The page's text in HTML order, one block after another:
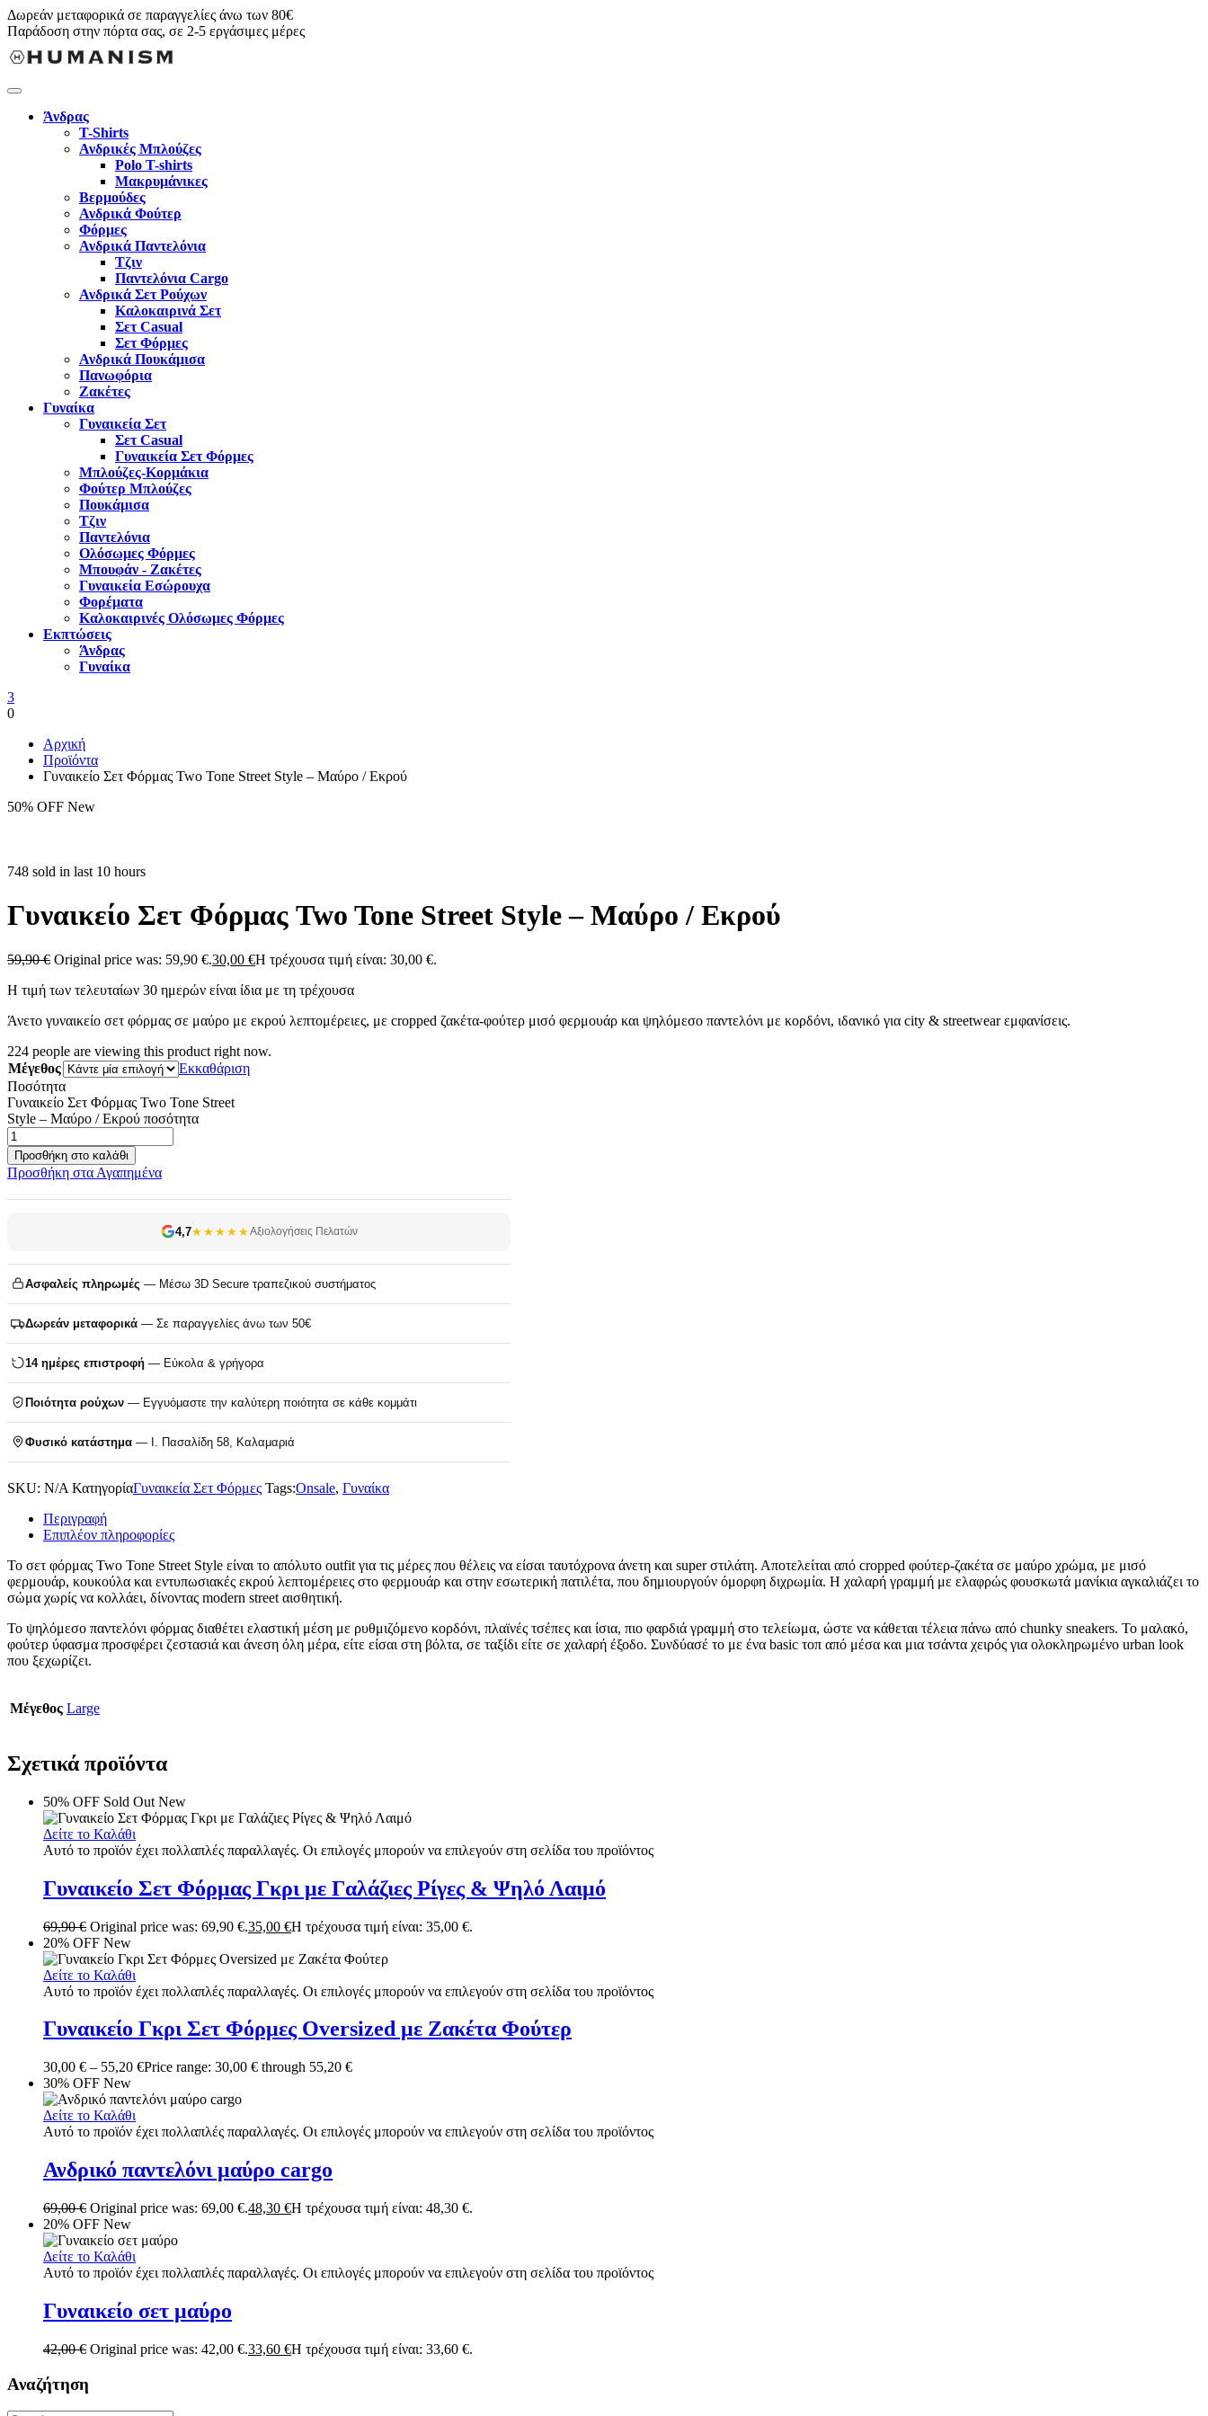
Δωρεάν μεταφορικά σε παραγγελίες άνω των 80€
Παράδοση στην πόρτα σας, σε 2-5 εργάσιμες μέρες
Άνδρας
T-Shirts
Ανδρικές Μπλούζες
Polo T-shirts
Μακρυμάνικες
Βερμούδες
Ανδρικά Φούτερ
Φόρμες
Ανδρικά Παντελόνια
Τζιν
Παντελόνια Cargo
Ανδρικά Σετ Ρούχων
Καλοκαιρινά Σετ
Σετ Casual
Σετ Φόρμες
Ανδρικά Πουκάμισα
Πανωφόρια
Ζακέτες
Γυναίκα
Γυναικεία Σετ
Σετ Casual
Γυναικεία Σετ Φόρμες
Μπλούζες-Κορμάκια
Φούτερ Μπλούζες
Πουκάμισα
Τζιν
Παντελόνια
Ολόσωμες Φόρμες
Μπουφάν - Ζακέτες
Γυναικεία Εσώρουχα
Φορέματα
Καλοκαιρινές Ολόσωμες Φόρμες
Εκπτώσεις
Άνδρας
Γυναίκα
3
0
Αρχική
Προϊόντα
Γυναικείο Σετ Φόρμας Two Tone Street Style – Μαύρο / Εκρού
50% OFF New
748 sold in last 10 hours
Γυναικείο Σετ Φόρμας Two Tone Street Style – Μαύρο / Εκρού
59,90€ Original price was: 59,90 €.30,00 €Η τρέχουσα τιμή είναι: 30,00 €.
Η τιμή των τελευταίων 30 ημερών είναι ίδια με τη τρέχουσα
Άνετο γυναικείο σετ φόρμας σε μαύρο με εκρού λεπτομέρειες, με cropped ζακέτα-φούτερ μισό φερμουάρ και ψηλόμεσο παντελόνι με κορδόνι, ιδανικό για city & streetwear εμφανίσεις.
224 people are viewing this product right now.
Μέγεθος
Εκκαθάριση
Ποσότητα
Γυναικείο Σετ Φόρμας Two Tone Street
Style – Μαύρο / Εκρού ποσότητα
Προσθήκη στο καλάθι
Προσθήκη στα Αγαπημένα
4,7★★★★★Αξιολογήσεις Πελατών
Ασφαλείς πληρωμές — Μέσω 3D Secure τραπεζικού συστήματος
Δωρεάν μεταφορικά — Σε παραγγελίες άνω των 50€
14 ημέρες επιστροφή — Εύκολα & γρήγορα
Ποιότητα ρούχων — Εγγυόμαστε την καλύτερη ποιότητα σε κάθε κομμάτι
Φυσικό κατάστημα — Ι. Πασαλίδη 58, Καλαμαριά
SKU: N/A ΚατηγορίαΓυναικεία Σετ Φόρμες Tags:Onsale, Γυναίκα
Περιγραφή
Επιπλέον πληροφορίες
Το σετ φόρμας Two Tone Street Style είναι το απόλυτο outfit για τις μέρες που θέλεις να είσαι ταυτόχρονα άνετη και super στιλάτη. Αποτελείται από cropped φούτερ-ζακέτα σε μαύρο χρώμα, με μισό
φερμουάρ, κουκούλα και εντυπωσιακές εκρού λεπτομέρειες στο φερμουάρ και στην εσωτερική πατιλέτα, που δημιουργούν όμορφη διχρωμία. Η χαλαρή γραμμή με ελαφρώς φουσκωτά μανίκια αγκαλιάζει το
σώμα χωρίς να κολλάει, δίνοντας modern street αισθητική.
Το ψηλόμεσο παντελόνι φόρμας διαθέτει ελαστική μέση με ρυθμιζόμενο κορδόνι, πλαϊνές τσέπες και ίσια, πιο φαρδιά γραμμή στο τελείωμα, ώστε να κάθεται τέλεια πάνω από chunky sneakers. Το μαλακό,
φούτερ ύφασμα προσφέρει ζεστασιά και άνεση όλη μέρα, είτε είσαι στη βόλτα, σε ταξίδι είτε σε χαλαρή έξοδο. Συνδύασέ το με ένα basic τοπ από μέσα και μια τσάντα χειρός για ολοκληρωμένο urban look
που ξεχωρίζει.
Μέγεθος Large
Σχετικά προϊόντα
50% OFF Sold Out New
Δείτε το Καλάθι
Αυτό το προϊόν έχει πολλαπλές παραλλαγές. Οι επιλογές μπορούν να επιλεγούν στη σελίδα του προϊόντος
Γυναικείο Σετ Φόρμας Γκρι με Γαλάζιες Ρίγες & Ψηλό Λαιμό
69,90€ Original price was: 69,90 €.35,00 €Η τρέχουσα τιμή είναι: 35,00 €.
20% OFF New
Δείτε το Καλάθι
Αυτό το προϊόν έχει πολλαπλές παραλλαγές. Οι επιλογές μπορούν να επιλεγούν στη σελίδα του προϊόντος
Γυναικείο Γκρι Σετ Φόρμες Oversized με Ζακέτα Φούτερ
30,00 € – 55,20 €Price range: 30,00 € through 55,20 €
30% OFF New
Δείτε το Καλάθι
Αυτό το προϊόν έχει πολλαπλές παραλλαγές. Οι επιλογές μπορούν να επιλεγούν στη σελίδα του προϊόντος
Ανδρικό παντελόνι μαύρο cargo
69,00€ Original price was: 69,00 €.48,30 €Η τρέχουσα τιμή είναι: 48,30 €.
20% OFF New
Δείτε το Καλάθι
Αυτό το προϊόν έχει πολλαπλές παραλλαγές. Οι επιλογές μπορούν να επιλεγούν στη σελίδα του προϊόντος
Γυναικείο σετ μαύρο
42,00€ Original price was: 42,00 €.33,60 €Η τρέχουσα τιμή είναι: 33,60 €.
Αναζήτηση